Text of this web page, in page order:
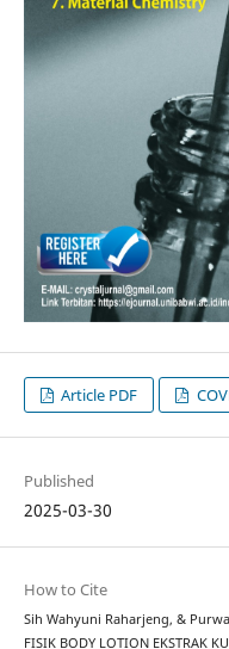
Article PDF
Published
2025-03-30
How to Cite
Sih Wahyuni Raharjeng, &
FISIK BODY LOTION EKSTRAK